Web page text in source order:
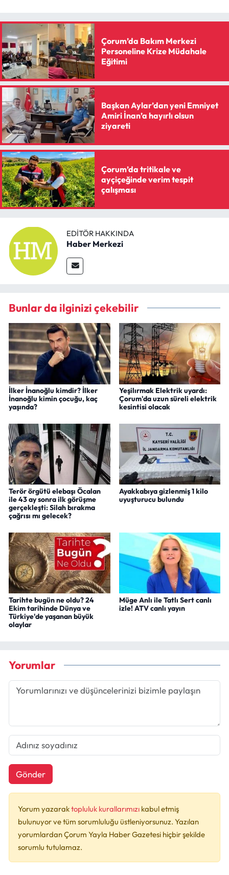
Çorum’da Bakım Merkezi
Personeline Krize Müdahale
Eğitimi
Başkan Aylar’dan yeni Emniyet
Amiri İnan’a hayırlı olsun
ziyareti
Çorum’da tritikale ve
ayçiçeğinde verim tespit
çalışması
EDITÖR HAKKINDA
Haber Merkezi
Bunlar da ilginizi çekebilir
İlker İnanoğlu kimdir? İlker
İnanoğlu kimin çocuğu, kaç
yaşında?
Yeşilırmak Elektrik uyardı:
Çorum'da uzun süreli elektrik
kesintisi olacak
Terör örgütü elebaşı Öcalan
ile 43 ay sonra ilk görüşme
gerçekleşti: Silah bırakma
çağrısı mı gelecek?
Ayakkabıya gizlenmiş 1 kilo
uyuşturucu bulundu
Tarihte bugün ne oldu? 24
Ekim tarihinde Dünya ve
Türkiye'de yaşanan büyük
olaylar
Müge Anlı ile Tatlı Sert canlı
izle! ATV canlı yayın
Yorumlar
Gönder
Yorum yazaraktopluluk kurallarımızı kabul etmiş
bulunuyor ve tüm sorumluluğu üstleniyorsunuz. Yazılan
yorumlardan Çorum Yayla Haber Gazetesi hiçbir şekilde
sorumlu tutulamaz.